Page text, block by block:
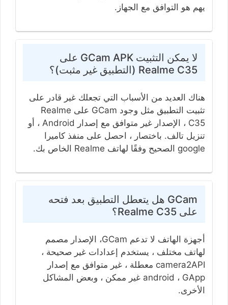
يهم هو التوافق مع الجهاز.
لا يمكن التثبيت GCam APK على
Realme C35 (التطبيق غير مثبت)؟
هناك العديد من الأسباب التي تجعلك غير قادر على
تثبيت التطبيق مثل وجود GCam على Realme
C35 ، الإصدار غير متوافق مع إصدار Android ، أو
تنزيل تالف. باختصار ، احصل على منفذ كاميرا
google الصحيح وفقًا لهاتف Realme الخاص بك.
GCam هل يتعطل التطبيق بعد فتحه
على Realme C35؟
أجهزة الهاتف لا تدعم GCam، الإصدار مصمم
لهاتف مختلف ، يستخدم إعدادات غير صحيحة ،
camera2API معطلة ، غير متوافق مع إصدار
android ، GApp غير ممكن ، وبعض المشاكل
الأخرى.